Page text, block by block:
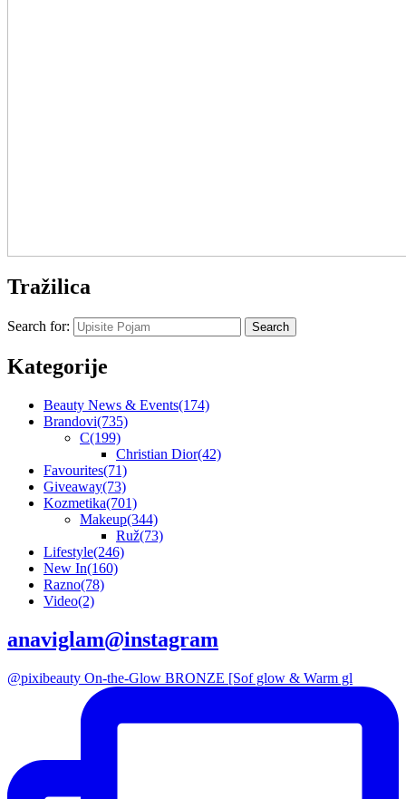
Tražilica
Search for:
Kategorije
Beauty News & Events(174)
Brandovi(735)
C(199)
Christian Dior(42)
Favourites(71)
Giveaway(73)
Kozmetika(701)
Makeup(344)
Ruž(73)
Lifestyle(246)
New In(160)
Razno(78)
Video(2)
anaviglam@instagram
@pixibeauty On-the-Glow BRONZE [Sof glow & Warm gl